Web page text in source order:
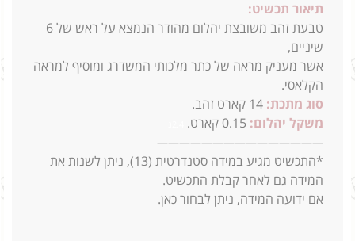
תיאור תכשיט:
טבעת זהב משובצת יהלום מהודר הנמצא על ראש של 6
שיניים,
אשר מעניק מראה של כתר מלכותי המשדרג ומוסיף למראה
הקלאסי.
סוג מתכת: 14 קארט זהב.
משקל יהלום:
—
—
—
—
—
—
—
—
—
—
—
—
—
—
—
*התכשיט מגיע במידה סטנדרטית (13),
ניתן לשנות את
המידה גם לאחר קבלת התכשיט.
אם ידועה המידה, ניתן לבחור כאן.